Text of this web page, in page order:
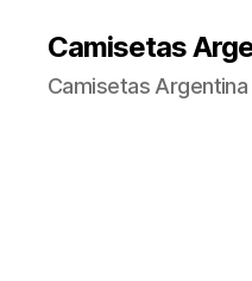
Camisetas
Camisetas